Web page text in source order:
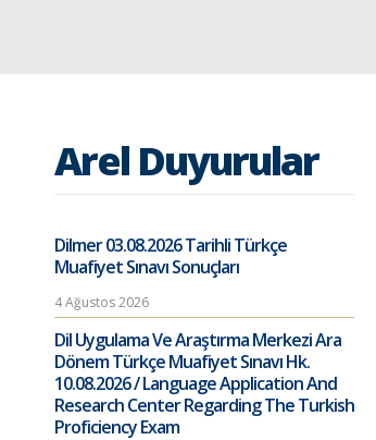
Arel Duyurular
Dilmer 03.08.2026 Tarihli Türkçe
Muafiyet Sınavı Sonuçları
4 Ağustos 2026
Dil Uygulama Ve Araştırma Merkezi Ara
Dönem Türkçe Muafiyet Sınavı Hk.
10.08.2026 / Language Application And
Research Center Regarding The Turkish
Proficiency Exam